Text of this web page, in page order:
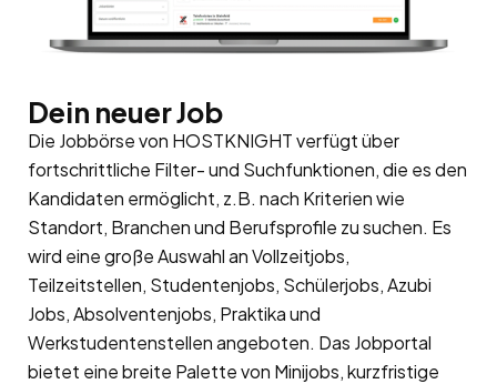
Dein neuer Job
Die Jobbörse von HOSTKNIGHT verfügt über
fortschrittliche Filter- und Suchfunktionen, die es den
Kandidaten ermöglicht, z.B. nach Kriterien wie
Standort, Branchen und Berufsprofile zu suchen. Es
wird eine große Auswahl an Vollzeitjobs,
Teilzeitstellen, Studentenjobs, Schülerjobs, Azubi
Jobs, Absolventenjobs, Praktika und
Werkstudentenstellen angeboten. Das Jobportal
bietet eine breite Palette von Minijobs, kurzfristige